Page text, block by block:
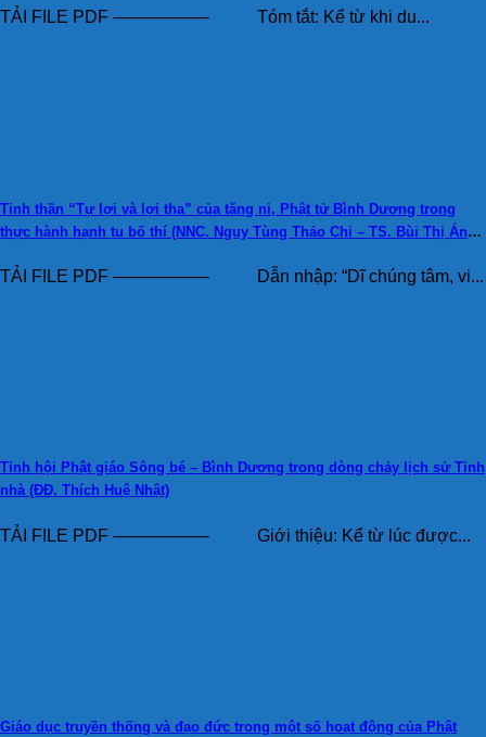
TẢI FILE PDF —————– Tóm tắt: Kể từ khi du...
Tinh thần “Tự lợi và lợi tha” của tăng ni, Phật tử Bình Dương trong
thực hành hạnh tu bố thí (NNC. Nguy Tùng Thảo Chi – TS. Bùi Thị Ánh
TẢI FILE PDF —————– Dẫn nhập: “Dĩ chúng tâm, vi...
Tỉnh hội Phật giáo Sông bé – Bình Dương trong dòng chảy lịch sử Tỉnh
nhà (ĐĐ. Thích Huệ Nhật)
TẢI FILE PDF —————– Giới thiệu: Kể từ lúc được...
Giáo dục truyền thống và đạo đức trong một số hoạt động của Phật